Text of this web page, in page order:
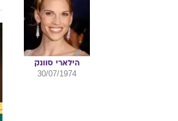
הילארי סוונק
30/07/1974